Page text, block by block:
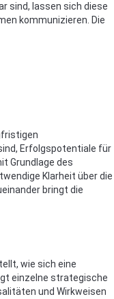
sind, lassen sich diese
kommunizieren. Die
Erfolgspotentiale für
Grundlage des
Klarheit über die
bringt die
wie sich eine
einzelne strategische
und Wirkweisen